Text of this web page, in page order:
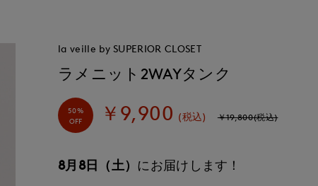
la veille by SUPERIOR CLOSET
ラメニット2WAYタンク
50%
OFF
￥9,900 (税込) ￥19,800(税込)
8月8日（土） にお届けします！